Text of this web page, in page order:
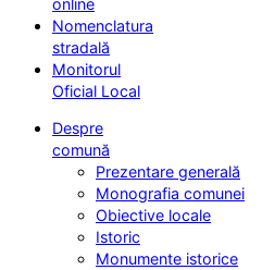
Nomenclatura
stradală
Monitorul
Oficial Local
Despre
comună
Prezentare generală
Monografia comunei
Obiective locale
Istoric
Monumente istorice